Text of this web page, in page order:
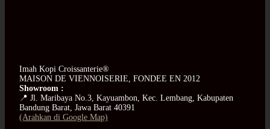
Imah Kopi Croissanterie®
MAISON DE VIENNOISERIE, FONDEE EN 2012
Showroom :
📍 Jl. Maribaya No.3, Kayuambon, Kec. Lembang, Kabupaten
Bandung Barat, Jawa Barat 40391
(Arahkan di Google Map)